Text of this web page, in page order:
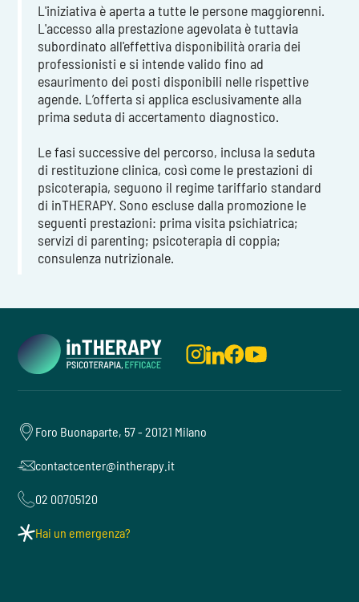
L'iniziativa è aperta a tutte le persone maggiorenni.
L'accesso alla prestazione agevolata è tuttavia
subordinato all'effettiva disponibilità oraria dei
professionisti e si intende valido fino ad
esaurimento dei posti disponibili nelle rispettive
agende. L’offerta si applica esclusivamente alla
prima seduta di accertamento diagnostico.
Le fasi successive del percorso, inclusa la seduta
di restituzione clinica, così come le prestazioni di
psicoterapia, seguono il regime tariffario standard
di inTHERAPY. Sono escluse dalla promozione le
seguenti prestazioni: prima visita psichiatrica;
servizi di parenting; psicoterapia di coppia;
consulenza nutrizionale.
Foro Buonaparte, 57 - 20121 Milano
contactcenter@intherapy.it
02 00705120
Hai un emergenza?